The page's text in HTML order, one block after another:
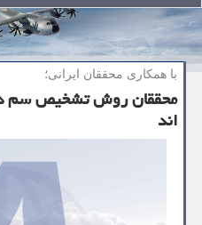
با همكاری محققان ایرانی؛
محققان روش تشخیص سم در
اند